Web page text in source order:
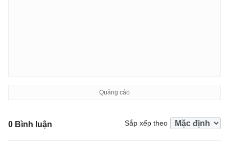
0 Bình luận Sắp xếp theo